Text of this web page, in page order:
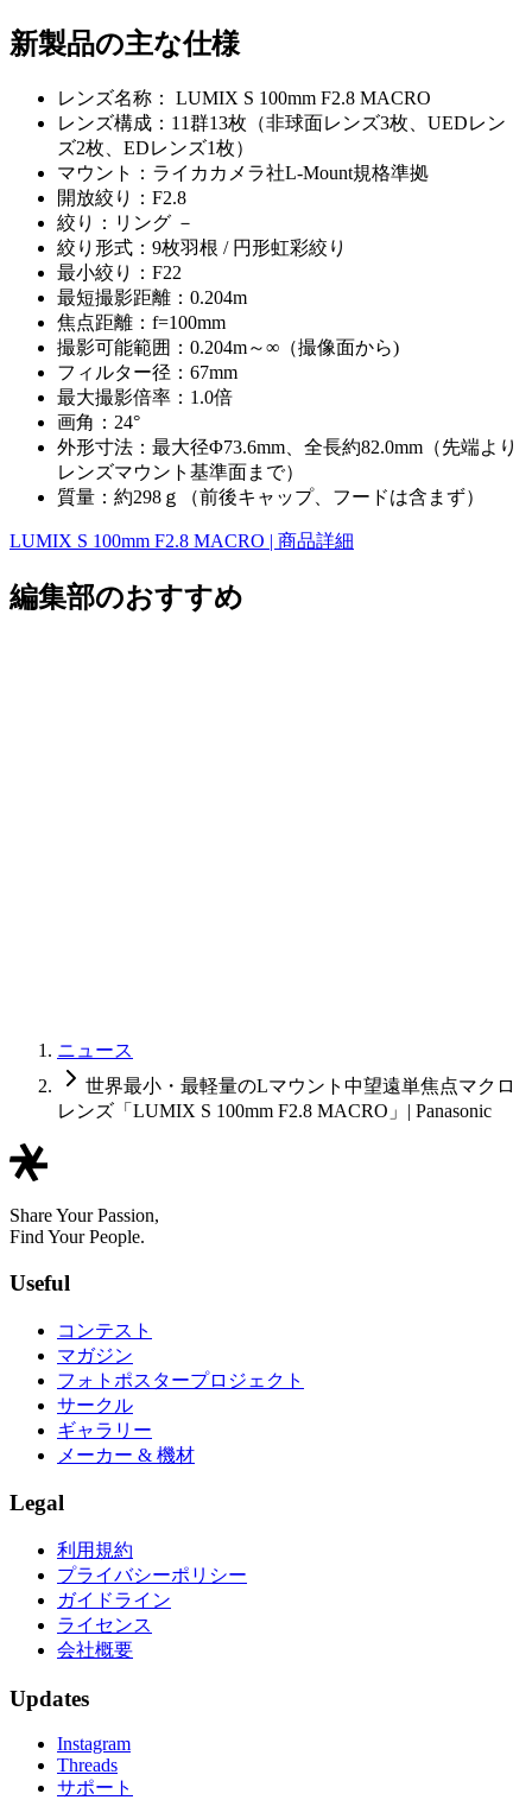
新製品の主な仕様
レンズ名称： LUMIX S 100mm F2.8 MACRO
レンズ構成：11群13枚（非球面レンズ3枚、UEDレン
ズ2枚、EDレンズ1枚）
マウント：ライカカメラ社L-Mount規格準拠
開放絞り：F2.8
絞り：リング －
絞り形式：9枚羽根 / 円形虹彩絞り
最小絞り：F22
最短撮影距離：0.204m
焦点距離：f=100mm
撮影可能範囲：0.204m～∞（撮像面から)
フィルター径：67mm
最大撮影倍率：1.0倍
画角：24°
外形寸法：最大径Φ73.6mm、全長約82.0mm（先端より
レンズマウント基準面まで）
質量：約298ｇ（前後キャップ、フードは含まず）
LUMIX S 100mm F2.8 MACRO | 商品詳細
編集部のおすすめ
ニュース
世界最小・最軽量のLマウント中望遠単焦点マクロ
レンズ「LUMIX S 100mm F2.8 MACRO」| Panasonic
Share Your Passion,
Find Your People.
Useful
コンテスト
マガジン
フォトポスタープロジェクト
サークル
ギャラリー
メーカー & 機材
Legal
利用規約
プライバシーポリシー
ガイドライン
ライセンス
会社概要
Updates
Instagram
Threads
サポート